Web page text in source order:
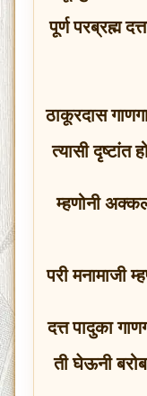
पूर्ण परब्रह्म
ठाकूरदास
त्यासी
म्हणोनी
परी मनामाजी
दत्त पादुका
ती घेऊनी